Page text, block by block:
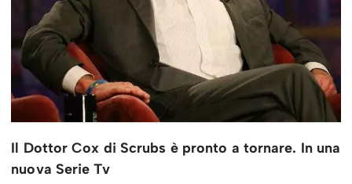
Il Dottor Cox di Scrubs è pronto a tornare. In una
nuova Serie Tv